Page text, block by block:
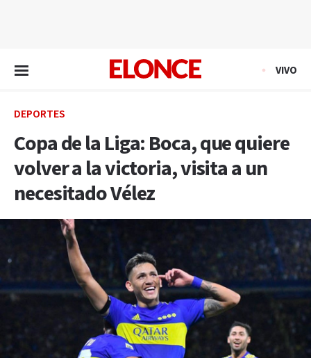
VIVO
DEPORTES
Copa de la Liga: Boca, que quiere
volver a la victoria, visita a un
necesitado Vélez